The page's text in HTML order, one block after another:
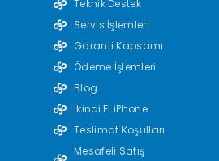
Teknik Destek
Servis İşlemleri
Garanti Kapsamı
Ödeme İşlemleri
Blog
İkinci El iPhone
Teslimat Koşulları
Mesafeli Satış